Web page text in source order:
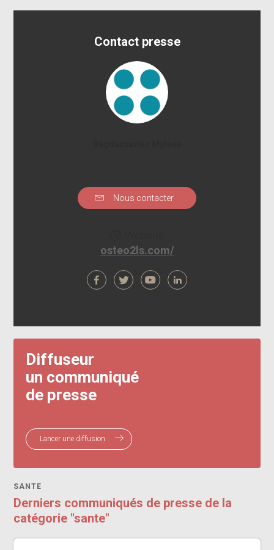
Contact presse
Nous contacter
osteo2ls.com/
Diffuseur
un communiqué
de presse
Lancer une diffusion
SANTE
Derniers communiqués de presse de la
catégorie "sante"